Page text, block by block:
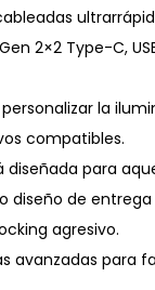
2×2 Type-C,
la
compatibles.
para
de entrega
agresivo.
avanzadas para